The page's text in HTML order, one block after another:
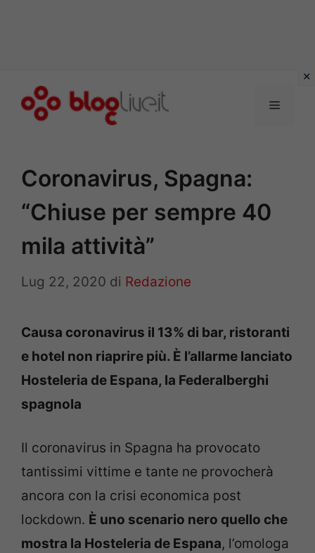
Menu
Coronavirus, Spagna:
“Chiuse per sempre 40
mila attività”
Lug 22, 2020 di Redazione
Causa coronavirus il 13% di bar, ristoranti
e hotel non riaprire più. È l’allarme lanciato
Hosteleria de Espana, la Federalberghi
spagnola
Il coronavirus in Spagna ha provocato
tantissimi vittime e tante ne provocherà
ancora con la crisi economica post
lockdown. È uno scenario nero quello che
mostra la Hosteleria de Espana, l’omologa